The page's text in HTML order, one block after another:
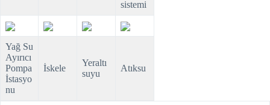
sistemi
Yağ Su
Ayırıcı
Pompa
İstasyo
nu
İskele
Yeraltı
suyu
Atıksu